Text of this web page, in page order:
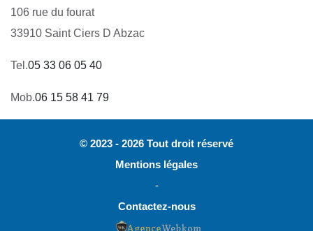
106 rue du fourat
33910 Saint Ciers D Abzac
Tel.05 33 06 05 40
Mob.06 15 58 41 79
© 2023 - 2026 Tout droit réservé
Mentions légales
-
Contactez-nous